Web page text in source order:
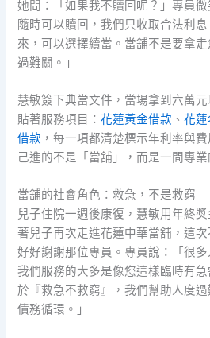
她問：「如果我不贖回呢？」專員
隨時可以贖回，我們只收取合法利
來，可以選擇續當。當舖不是要拿
過難關。」
慧敏簽下典當文件，當場拿到六萬
貼著服務項目：花蓮黃金借款 、花
借款 ，每一項都清楚標示年利率與
己進的不是「當舖」，而是一間專
當舖的社會角色：救急，不是救窮
兒子住院一週後康復，慧敏用年終
著兒子再次走進花蓮中華當舖，這
好好謝謝那位專員。專員說：「很
我們服務的大多是像您這樣臨時有
於『救急不救窮』，我們幫助人度
債務循環。」